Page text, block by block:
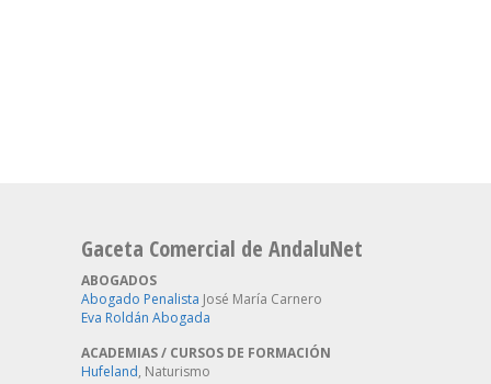
Gaceta Comercial de AndaluNet
ABOGADOS
Abogado Penalista José María Carnero
Eva Roldán Abogada
ACADEMIAS / CURSOS DE FORMACIÓN
Hufeland, Naturismo